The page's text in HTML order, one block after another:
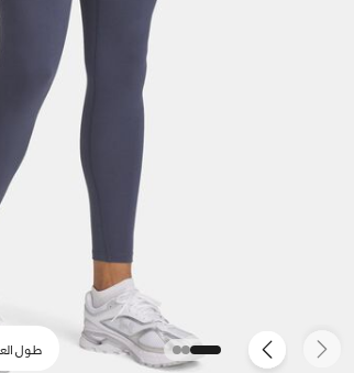
طول العارض 5'10"